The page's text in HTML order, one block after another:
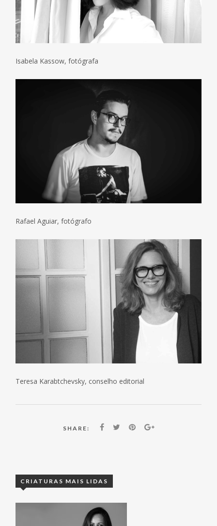
Isabela Kassow, fotógrafa
Rafael Aguiar, fotógrafo
Teresa Karabtchevsky, conselho editorial
SHARE:
CRIATURAS MAIS LIDAS